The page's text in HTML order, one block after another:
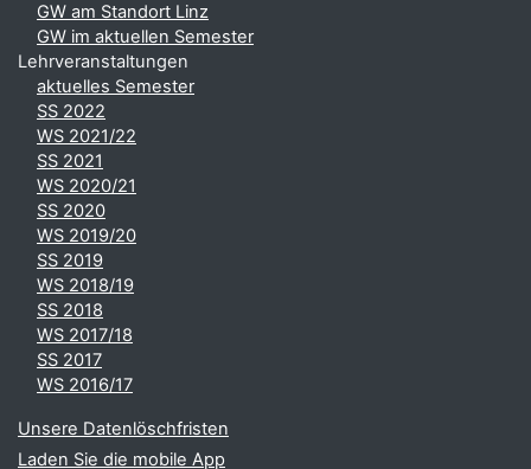
GW am Standort Linz
GW im aktuellen Semester
Lehrveranstaltungen
aktuelles Semester
SS 2022
WS 2021/22
SS 2021
WS 2020/21
SS 2020
WS 2019/20
SS 2019
WS 2018/19
SS 2018
WS 2017/18
SS 2017
WS 2016/17
Unsere Datenlöschfristen
Laden Sie die mobile App